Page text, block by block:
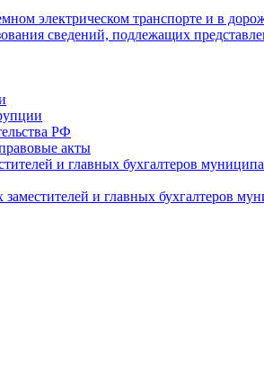
электрическом транспорте и в
сведений, подлежащих
РФ
акты
и главных бухгалтеров
заместителей и главных бухгалтеров